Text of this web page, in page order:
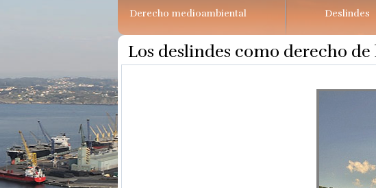
Derecho medioambiental Deslindes
Los deslindes como derecho